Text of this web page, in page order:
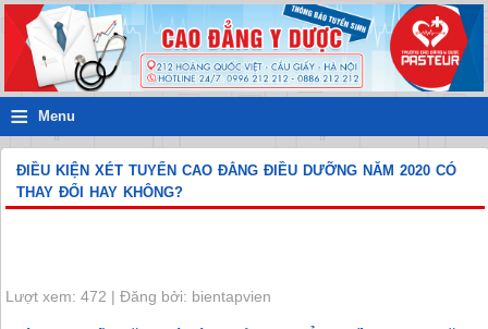
≡ Menu
ĐIỀU KIỆN XÉT TUYỂN CAO ĐẲNG ĐIỀU DƯỠNG NĂM 2020 CÓ
THAY ĐỔI HAY KHÔNG?
Lượt xem: 472 | Đăng bởi: bientapvien